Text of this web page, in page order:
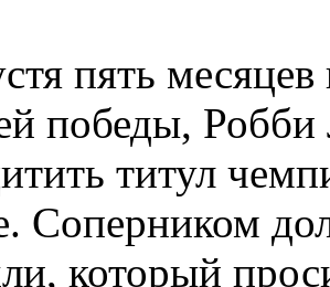
пять
победы, Робби
титул
Соперником
который